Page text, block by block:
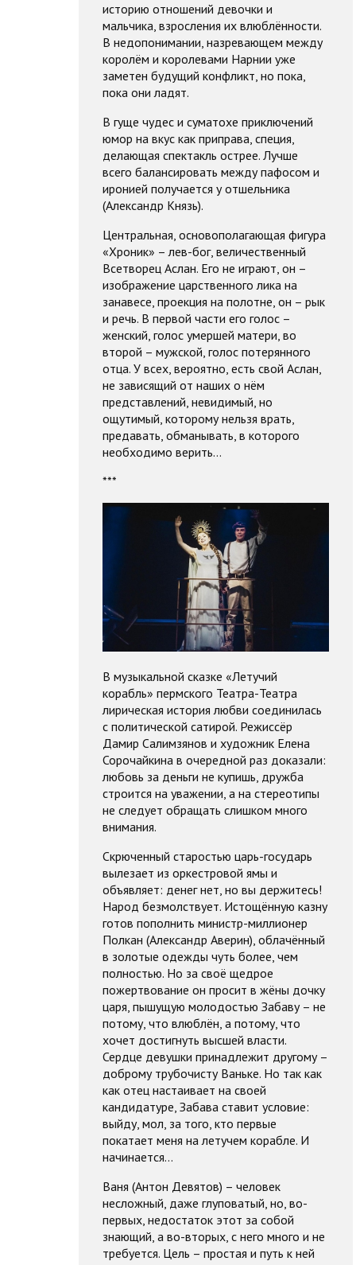
историю отношений девочки и
мальчика, взросления их влюблённости.
В недопонимании, назревающем между
королём и королевами Нарнии уже
заметен будущий конфликт, но пока,
пока они ладят.
В гуще чудес и суматохе приключений
юмор на вкус как приправа, специя,
делающая спектакль острее. Лучше
всего балансировать между пафосом и
иронией получается у отшельника
(Александр Князь).
Центральная, основополагающая фигура
«Хроник» – лев-бог, величественный
Всетворец Аслан. Его не играют, он –
изображение царственного лика на
занавесе, проекция на полотне, он – рык
и речь. В первой части его голос –
женский, голос умершей матери, во
второй – мужской, голос потерянного
отца. У всех, вероятно, есть свой Аслан,
не зависящий от наших о нём
представлений, невидимый, но
ощутимый, которому нельзя врать,
предавать, обманывать, в которого
необходимо верить…
***
В музыкальной сказке «Летучий
корабль» пермского Театра-Театра
лирическая история любви соединилась
с политической сатирой. Режиссёр
Дамир Салимзянов и художник Елена
Сорочайкина в очередной раз доказали:
любовь за деньги не купишь, дружба
строится на уважении, а на стереотипы
не следует обращать слишком много
внимания.
Скрюченный старостью царь-государь
вылезает из оркестровой ямы и
объявляет: денег нет, но вы держитесь!
Народ безмолствует. Истощённую казну
готов пополнить министр-миллионер
Полкан (Александр Аверин), облачённый
в золотые одежды чуть более, чем
полностью. Но за своё щедрое
пожертвование он просит в жёны дочку
царя, пышущую молодостью Забаву – не
потому, что влюблён, а потому, что
хочет достигнуть высшей власти.
Сердце девушки принадлежит другому –
доброму трубочисту Ваньке. Но так как
как отец настаивает на своей
кандидатуре, Забава ставит условие:
выйду, мол, за того, кто первые
покатает меня на летучем корабле. И
начинается…
Ваня (Антон Девятов) – человек
несложный, даже глуповатый, но, во-
первых, недостаток этот за собой
знающий, а во-вторых, с него много и не
требуется. Цель – простая и путь к ней